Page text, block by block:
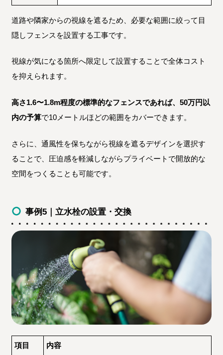
道路や隣家からの視線を遮るため、必要な範囲に絞って目
隠しフェンスを設置する工事です。
視線が気になる箇所へ限定して設置することで全体コスト
を抑えられます。
高さ1.6〜1.8m程度の標準的なフェンスであれば、50万円以
内の予算で10メートルほどの範囲をカバーできます。
さらに、通風性を保ちながら視線を遮るデザインを選択す
ることで、圧迫感を軽減しながらプライベートで開放的な
空間をつくることも可能です。
事例5｜立水栓の設置・交換
項目 内容